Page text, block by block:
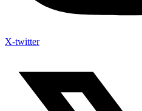
X-twitter